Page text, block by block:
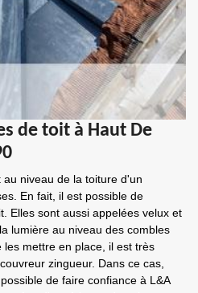
de toit à Haut De
niveau de la toiture d'un
En fait, il est possible de
Elles sont aussi appelées velux et
lumière au niveau des combles
mettre en place, il est très
zingueur. Dans ce cas,
de faire confiance à L&A